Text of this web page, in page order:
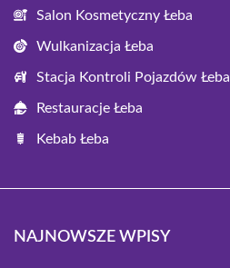
Salon Kosmetyczny Łeba
Wulkanizacja Łeba
Stacja Kontroli Pojazdów Łeba
Restauracje Łeba
Kebab Łeba
NAJNOWSZE WPISY